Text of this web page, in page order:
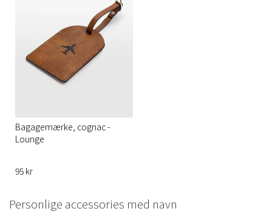
Bagagemærke, cognac -
Lounge
95 kr
Personlige accessories med navn